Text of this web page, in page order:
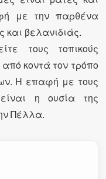
με την παρθένα
βελανιδιάς.
τους τοπικούς
κοντά τον τρόπο
Η επαφή με τους
η ουσία της
Πέλλα.